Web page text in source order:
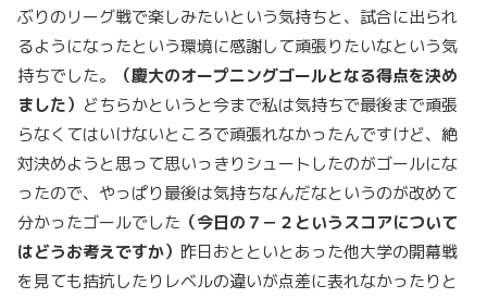
ぶりのリーグ戦で楽しみたいという気持ちと、試合に出られ
るようになったという環境に感謝して頑張りたいなという気
持ちでした。
（慶大のオープニングゴールとなる得点を決め
ました） どちらかというと今まで私は気持ちで最後まで頑張
らなくてはいけないところで頑張れなかったんですけど、絶
対決めようと思って思いっきりシュートしたのがゴールにな
ったので、やっぱり最後は気持ちなんだなというのが改めて
分かったゴールでした （今日の７－２というスコアについて
はどうお考えですか） 昨日おとといとあった他大学の開幕戦
を見ても拮抗したりレベルの違いが点差に表れなかったりと